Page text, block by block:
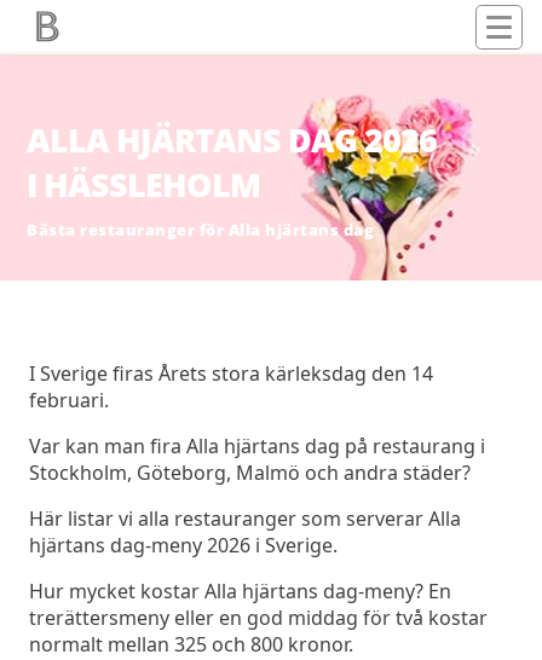
ALLA HJÄRTANS DAG 2026
I HÄSSLEHOLM
Bästa restauranger för Alla hjärtans dag
I Sverige firas Årets stora kärleksdag den 14
februari.
Var kan man fira Alla hjärtans dag på restaurang i
Stockholm, Göteborg, Malmö och andra städer?
Här listar vi alla restauranger som serverar Alla
hjärtans dag-meny 2026 i Sverige.
Hur mycket kostar Alla hjärtans dag-meny? En
trerättersmeny eller en god middag för två kostar
normalt mellan 325 och 800 kronor.